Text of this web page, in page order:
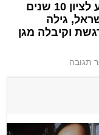
ערב מחווה חגיגי נערך בסוף השבוע לציון 10 שנים
גילה
וקיבלה מגן
תגובה